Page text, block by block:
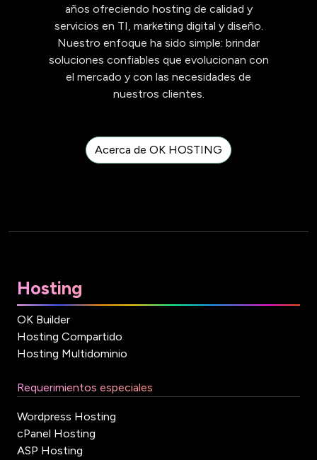
años ofreciendo hosting de calidad y
servicios en TI, marketing digital y diseño.
Nuestro enfoque ha sido simple: brindar
soluciones confiables que evolucionan con
el mercado y con las necesidades de
nuestros clientes.
Acerca de OK HOSTING
Hosting
OK Builder
Hosting Compartido
Hosting Multidominio
Requerimientos especiales
Wordpress Hosting
cPanel Hosting
ASP Hosting